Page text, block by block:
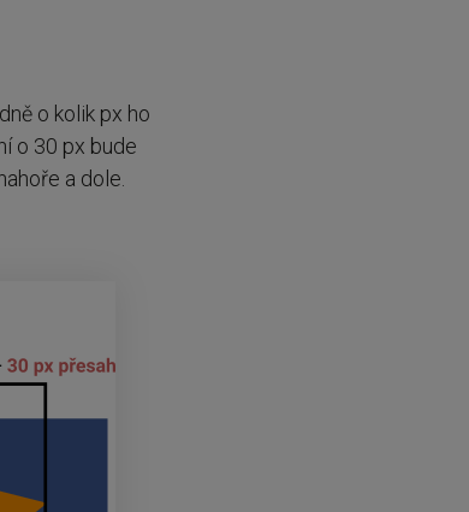
o kolik px ho
o 30 px bude
a dole.